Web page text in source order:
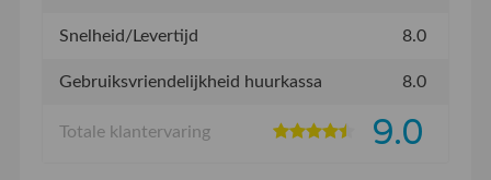
Snelheid/Levertijd 8.0
Gebruiksvriendelijkheid huurkassa 8.0
Totale klantervaring 9.0